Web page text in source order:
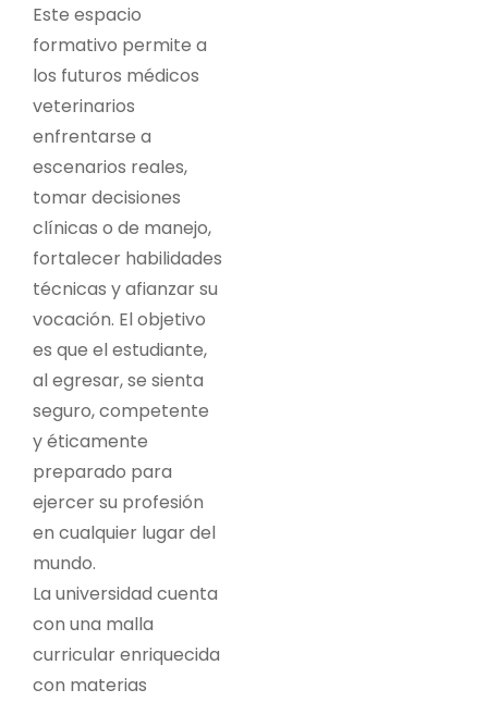
Este espacio
formativo permite a
los futuros médicos
veterinarios
enfrentarse a
escenarios reales,
tomar decisiones
clínicas o de manejo,
fortalecer habilidades
técnicas y afianzar su
vocación. El objetivo
es que el estudiante,
al egresar, se sienta
seguro, competente
y éticamente
preparado para
ejercer su profesión
en cualquier lugar del
mundo.
La universidad cuenta
con una malla
curricular enriquecida
con materias